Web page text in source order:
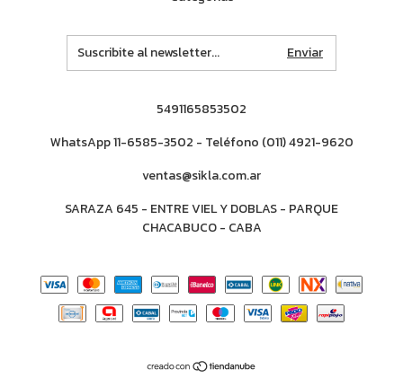
5491165853502
WhatsApp 11-6585-3502 - Teléfono (011) 4921-9620
ventas@sikla.com.ar
SARAZA 645 - ENTRE VIEL Y DOBLAS - PARQUE
CHACABUCO - CABA